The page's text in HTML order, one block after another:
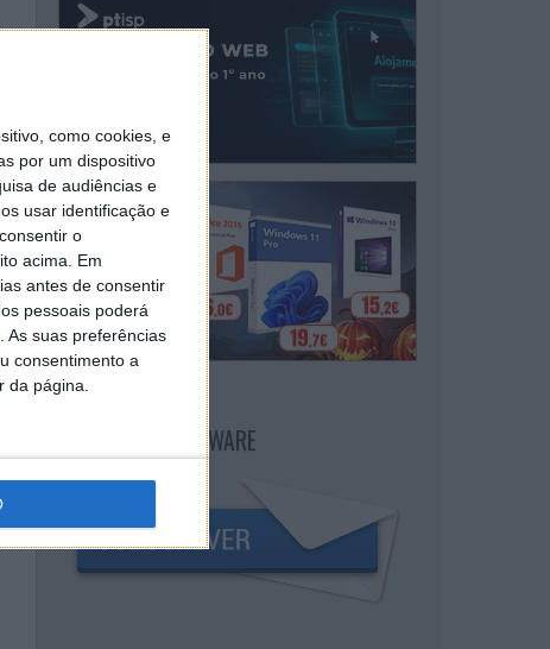
como cookies, e
por um dispositivo
de audiências e
usar identificação e
o
acima. Em
antes de consentir
pessoais poderá
As suas preferências
consentimento a
página.
NEWSLETTER PPLWARE